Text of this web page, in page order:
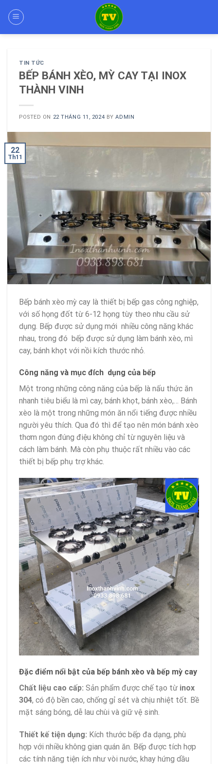
TIN TỨC
BẾP BÁNH XÈO, MỲ CAY TẠI INOX
THÀNH VINH
POSTED ON 22 THÁNG 11, 2024 BYADMIN
22
Th11
Bếp bánh xèo mỳ cay là thiết bị bếp gas công nghiệp,
với số họng đốt từ 6-12 họng tùy theo nhu cầu sử
dụng. Bếp được sử dụng mới nhiều công năng khác
nhau, trong đó bếp được sử dụng làm bánh xèo, mì
cay, bánh khọt với nồi kích thước nhỏ.
Công năng và mục đích dụng của bếp
Một trong những công năng của bếp là nấu thức ăn
nhanh tiêu biểu là mì cay, bánh khọt, bánh xèo,… Bánh
xèo là một trong những món ăn nổi tiếng được nhiều
người yêu thích. Qua đó thì để tạo nên món bánh xèo
thơm ngon đúng điệu không chỉ từ nguyên liệu và
cách làm bánh. Mà còn phụ thuộc rất nhiều vào các
thiết bị bếp phụ trợ khác.
Đặc điểm nổi bật của bếp bánh xèo và bếp mỳ cay
Chất liệu cao cấp: Sản phẩm được chế tạo từ inox
304, có độ bền cao, chống gỉ sét và chịu nhiệt tốt. Bề
mặt sáng bóng, dễ lau chùi và giữ vệ sinh.
Thiết kế tiện dụng: Kích thước bếp đa dạng, phù
hợp với nhiều không gian quán ăn. Bếp được tích hợp
các tính năng tiện ích như vòi nước, khay hứng dầu